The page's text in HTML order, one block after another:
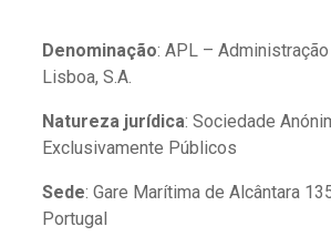
Denominação: APL –
Lisboa, S.A.
Natureza jurídica: Sociedade
Exclusivamente Públicos
Sede: Gare Marítima de Alcântara
Portugal